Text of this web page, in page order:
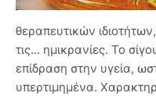
θεραπευτικών
τις... ημικρανίες. Το
επίδραση στην υγεία,
υπερτιμημένα.